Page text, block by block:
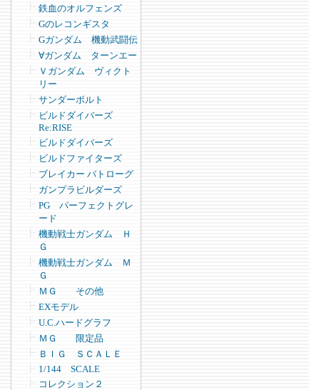
鉄血のオルフェンズ
Gのレコンギスタ
Gガンダム 機動武闘伝
∀ガンダム ターンエー
Ｖガンダム ヴィクト
リー
サンダーボルト
ビルドダイバーズ
Re:RISE
ビルドダイバーズ
ビルドファイターズ
ブレイカー バトローグ
ガンプラビルダーズ
PG パーフェクトグレ
ード
機動戦士ガンダム Ｈ
Ｇ
機動戦士ガンダム Ｍ
Ｇ
ＭＧ その他
EXモデル
U.C.ハードグラフ
ＭＧ 限定品
ＢＩＧ ＳＣＡＬＥ
1/144 SCALE
コレクション２